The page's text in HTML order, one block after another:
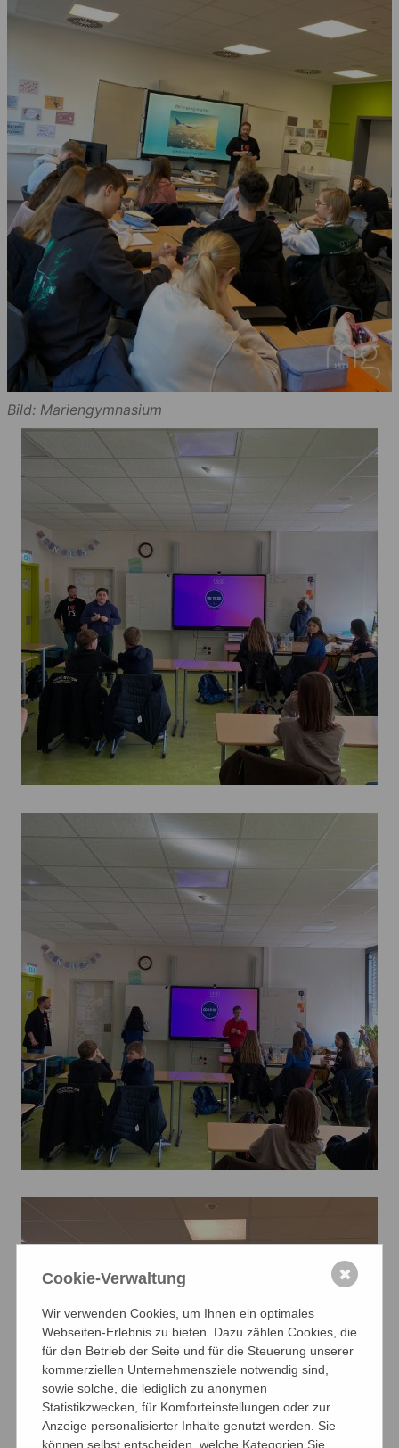
Bild: Mariengymnasium
Cookie-Verwaltung
Wir verwenden Cookies, um Ihnen ein optimales
Webseiten-Erlebnis zu bieten. Dazu zählen Cookies, die
für den Betrieb der Seite und für die Steuerung unserer
kommerziellen Unternehmensziele notwendig sind,
sowie solche, die lediglich zu anonymen
Statistikzwecken, für Komforteinstellungen oder zur
Anzeige personalisierter Inhalte genutzt werden. Sie
können selbst entscheiden, welche Kategorien Sie
✖